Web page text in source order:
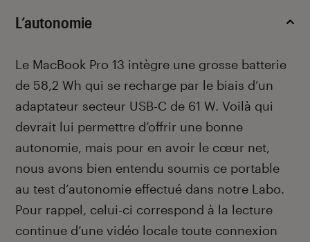
L’autonomie
Le MacBook Pro 13 intègre une grosse batterie
de 58,2 Wh qui se recharge par le biais d’un
adaptateur secteur USB-C de 61 W. Voilà qui
devrait lui permettre d’offrir une bonne
autonomie, mais pour en avoir le cœur net,
nous avons bien entendu soumis ce portable
au test d’autonomie effectué dans notre Labo.
Pour rappel, celui-ci correspond à la lecture
continue d’une vidéo locale toute connexion